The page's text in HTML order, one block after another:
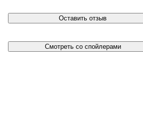
Оставить отзыв
Смотреть со спойлерами